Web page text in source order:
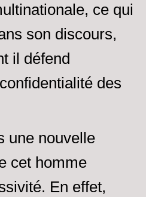
ce qui
son discours,
il défend
des
une nouvelle
cet homme
En effet,